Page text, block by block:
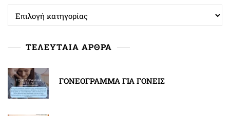
ΤΕΛΕΥΤΑΙΑ ΑΡΘΡΑ
ΓΟΝΕΟΓΡΑΜΜΑ ΓΙΑ ΓΟΝΕΙΣ